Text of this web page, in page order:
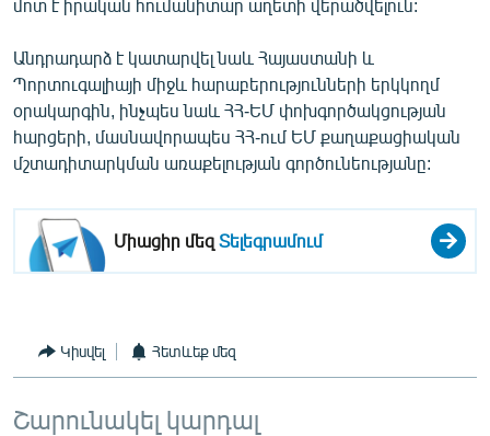
մոտ է իրական հումանիտար աղետի վերածվելուն:
Անդրադարձ է կատարվել նաև Հայաստանի և
Պորտուգալիայի միջև հարաբերությունների երկկողմ
օրակարգին, ինչպես նաև ՀՀ-ԵՄ փոխգործակցության
հարցերի, մասնավորապես ՀՀ-ում ԵՄ քաղաքացիական
մշտադիտարկման առաքելության գործունեությանը:
Միացիր մեզՏելեգրամում
Կիսվել Հետևեք մեզ
Շարունակել կարդալ